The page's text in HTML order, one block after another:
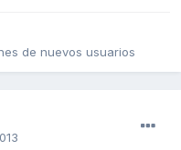
de nuevos usuarios